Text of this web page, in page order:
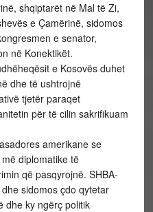
shqiptarët në Mal të Zi,
e Çamërinë, sidomos
e senator,
në Konektikët.
e Kosovës duhet
dhe të ushtrojnë
tjetër paraqet
për të cilin sakrifikuam
amerikane se
diplomatike të
që pasqyrojnë. SHBA-
sidomos çdo qytetar
dhe ky ngërç politik